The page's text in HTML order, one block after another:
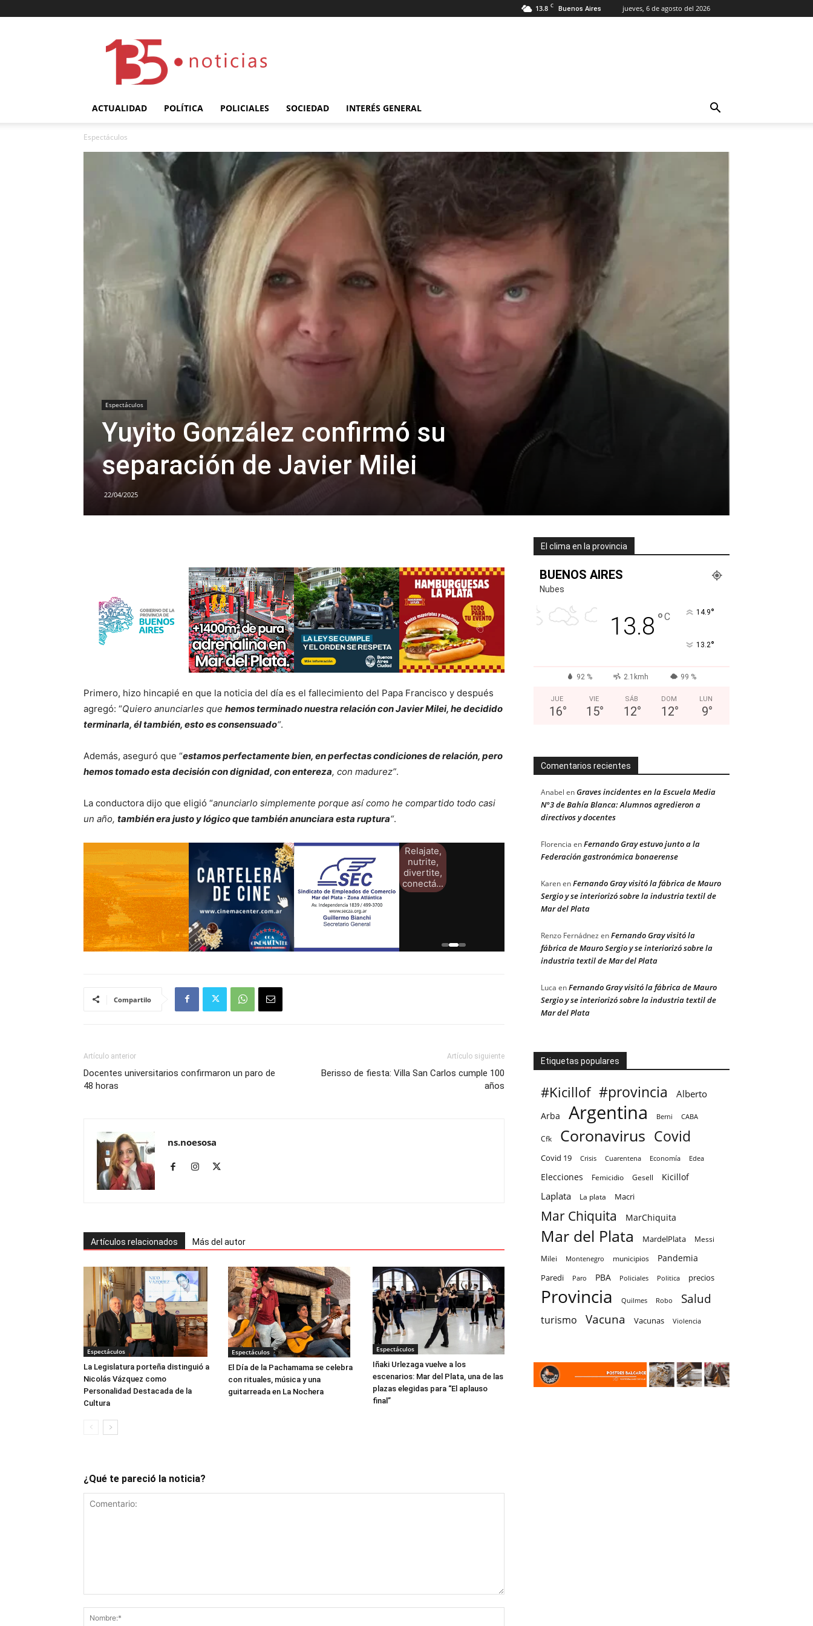
13.8 C Buenos Aires jueves, 6 de agosto del 2026
ACTUALIDAD POLÍTICA POLICIALES SOCIEDAD INTERÉS GENERAL
Espectáculos
Espectáculos
Yuyito González confirmó su
separación de Javier Milei
22/04/2025
Primero, hizo hincapié en que la noticia del día es el fallecimiento del Papa Francisco y después
agregó: “Quiero anunciarles que hemos terminado nuestra relación con Javier Milei, he decidido
terminarla, él también, esto es consensuado“.
Además, aseguró que “estamos perfectamente bien, en perfectas condiciones de relación, pero
hemos tomado esta decisión con dignidad, con entereza, con madurez”.
La conductora dijo que eligió “anunciarlo simplemente porque así como he compartido todo casi
un año, también era justo y lógico que también anunciara esta ruptura“.
Relajate,
nutrite,
divertite,
conectá...
Compartilo
Artículo anterior
Docentes universitarios confirmaron un paro de
48 horas
Artículo siguiente
Berisso de fiesta: Villa San Carlos cumple 100
años
ns.noesosa
Artículos relacionados Más del autor
Espectáculos
La Legislatura porteña distinguió a
Nicolás Vázquez como
Personalidad Destacada de la
Cultura
Espectáculos
El Día de la Pachamama se celebra
con rituales, música y una
guitarreada en La Nochera
Espectáculos
Iñaki Urlezaga vuelve a los
escenarios: Mar del Plata, una de las
plazas elegidas para “El aplauso
final”
¿Qué te pareció la noticia?
El clima en la provincia
BUENOS AIRES
Nubes
13.8 °C 14.9°
13.2°
92 % 2.1kmh 99 %
JUE
16°
VIE
15°
SÁB
12°
DOM
12°
LUN
9°
Comentarios recientes
Anabel enGraves incidentes en la Escuela Media
N°3 de Bahía Blanca: Alumnos agredieron a
directivos y docentes
Florencia enFernando Gray estuvo junto a la
Federación gastronómica bonaerense
KarenenFernando Gray visitó la fábrica de Mauro
Sergio y se interiorizó sobre la industria textil de
Mar del Plata
Renzo Fernádnez enFernando Gray visitó la
fábrica de Mauro Sergio y se interiorizó sobre la
industria textil de Mar del Plata
Luca enFernando Gray visitó la fábrica de Mauro
Sergio y se interiorizó sobre la industria textil de
Mar del Plata
Etiquetas populares
#Kicillof #provincia Alberto
Arba Argentina Berni CABA
Cfk Coronavirus Covid
Covid 19 Crisis Cuarentena Economía Edea
Elecciones Femicidio Gesell Kicillof
Laplata La plata Macri
Mar Chiquita MarChiquita
Mar del Plata MardelPlata
Messi
Milei
Montenegro municipios Pandemia
Paredi Paro PBA Policiales Politica precios
Provincia Quilmes Robo Salud
turismo Vacuna Vacunas Violencia